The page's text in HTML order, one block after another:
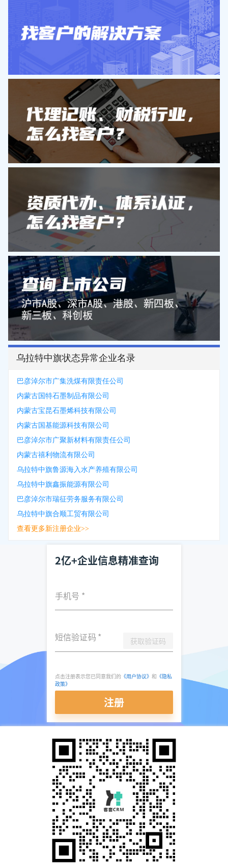
乌拉特中旗状态异常企业名录
巴彦淖尔市广集洗煤有限责任公司
内蒙古国特石墨制品有限公司
内蒙古宝昆石墨烯科技有限公司
内蒙古国基能源科技有限公司
巴彦淖尔市广聚新材料有限责任公司
内蒙古禧利物流有限公司
乌拉特中旗鲁源海入水产养殖有限公司
乌拉特中旗鑫振能源有限公司
巴彦淖尔市瑞征劳务服务有限公司
乌拉特中旗合顺工贸有限公司
查看更多新注册企业>>
2亿+企业信息精准查询
手机号 *
短信验证码 * 获取验证码
点击注册表示您已同意我们的 《用户协议》 和 《隐私
政策》
注册